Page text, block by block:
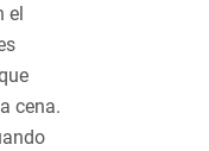
el
cena.